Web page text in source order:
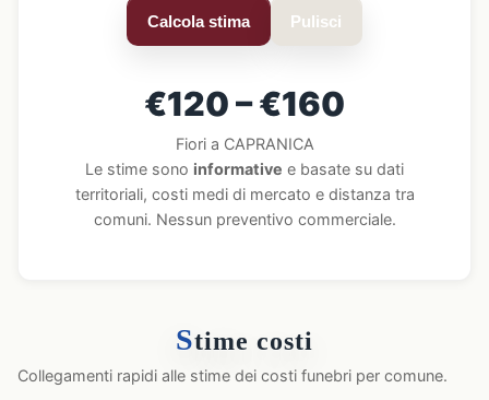
Calcola stima Pulisci
€120 – €160
Fiori a CAPRANICA
Le stime sono informative e basate su dati
territoriali, costi medi di mercato e distanza tra
comuni. Nessun preventivo commerciale.
Stime costi
Collegamenti rapidi alle stime dei costi funebri per comune.